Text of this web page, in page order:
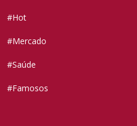
#Hot
#Mercado
#Saúde
#Famosos